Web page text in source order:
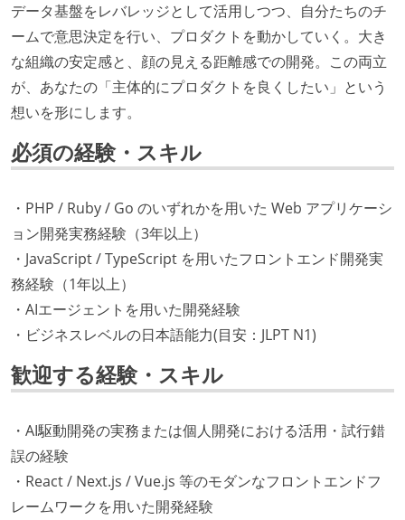
データ基盤をレバレッジとして活用しつつ、自分たちのチ
ームで意思決定を行い、プロダクトを動かしていく。大き
な組織の安定感と、顔の見える距離感での開発。この両立
が、あなたの「主体的にプロダクトを良くしたい」という
想いを形にします。
必須の経験・スキル
・PHP / Ruby / Go のいずれかを用いた Web アプリケーシ
ョン開発実務経験（3年以上）
・JavaScript / TypeScript を用いたフロントエンド開発実
務経験（1年以上）
・AIエージェントを用いた開発経験
・ビジネスレベルの日本語能力(目安：JLPT N1)
歓迎する経験・スキル
・AI駆動開発の実務または個人開発における活用・試行錯
誤の経験
・React / Next.js / Vue.js 等のモダンなフロントエンドフ
レームワークを用いた開発経験